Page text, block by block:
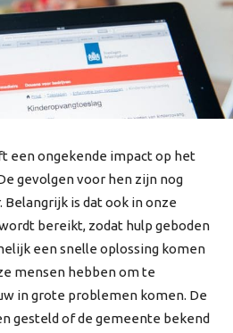
een ongekende impact op het
gevolgen voor hen zijn nog
Belangrijk is dat ook in onze
bereikt, zodat hulp geboden
een snelle oplossing komen
mensen hebben om te
in grote problemen komen. De
gesteld of de gemeente bekend